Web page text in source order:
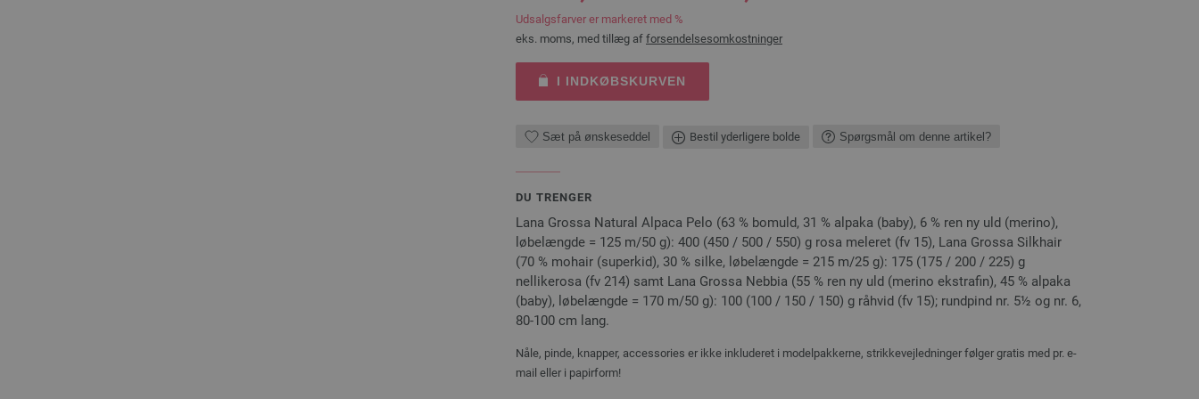
Udsalgsfarver er markeret med %
eks. moms, med tillæg af forsendelsesomkostninger
I INDKØBSKURVEN
Sæt på ønskeseddel Bestil yderligere bolde Spørgsmål om denne artikel?
DU TRENGER
Lana Grossa Natural Alpaca Pelo (63 % bomuld, 31 % alpaka (baby), 6 % ren ny uld (merino),
løbelængde = 125 m/50 g): 400 (450 / 500 / 550) g rosa meleret (fv 15), Lana Grossa Silkhair
(70 % mohair (superkid), 30 % silke, løbelængde = 215 m/25 g): 175 (175 / 200 / 225) g
nellikerosa (fv 214) samt Lana Grossa Nebbia (55 % ren ny uld (merino ekstrafin), 45 % alpaka
(baby), løbelængde = 170 m/50 g): 100 (100 / 150 / 150) g råhvid (fv 15); rundpind nr. 5½ og nr. 6,
80-100 cm lang.
Nåle, pinde, knapper, accessories er ikke inkluderet i modelpakkerne, strikkevejledninger følger gratis med pr. e-
mail eller i papirform!